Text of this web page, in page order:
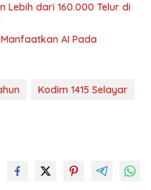
Lebih dari 160.000 Telur di
Manfaatkan AI Pada
Kodim 1415 Selayar